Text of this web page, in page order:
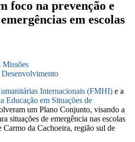
foco na prevenção e
em escolas
Missões
Internacionais (FMHI) e a
Educação em Situações de
um Plano Conjunto, visando a
situações de emergência nas escolas
da Cachoeira, região sul de